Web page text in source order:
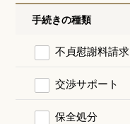
手続きの種類
不貞慰謝料請求
交渉サポート
保全処分